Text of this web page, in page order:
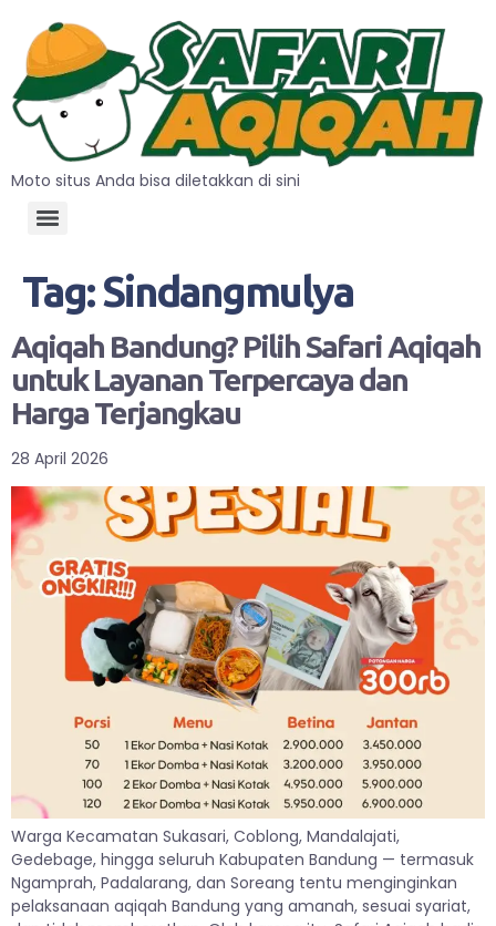
Moto situs Anda bisa diletakkan di sini
Tag:Sindangmulya
Aqiqah Bandung? Pilih Safari Aqiqah
untuk Layanan Terpercaya dan
Harga Terjangkau
28 April 2026
Warga Kecamatan Sukasari, Coblong, Mandalajati,
Gedebage, hingga seluruh Kabupaten Bandung — termasuk
Ngamprah, Padalarang, dan Soreang tentu menginginkan
pelaksanaan aqiqah Bandung yang amanah, sesuai syariat,